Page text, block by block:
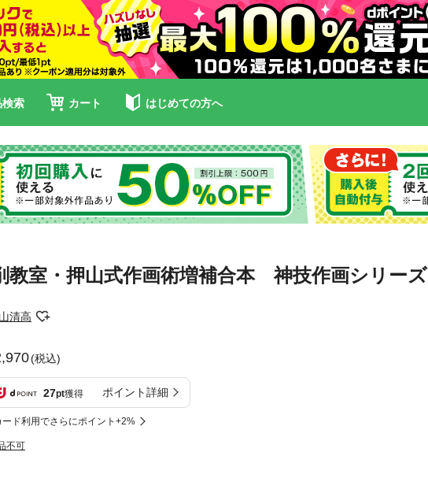
検索 カート はじめての方へ
室・押山式作画術増補合本 神技作画シリーズ
清高
(税込)
27pt獲得 ポイント詳細
ード利用でさらにポイント+2%
不可